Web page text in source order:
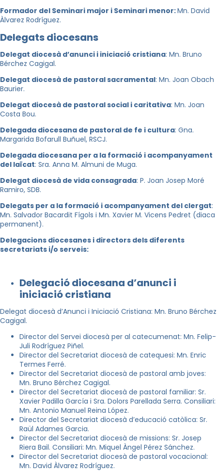
Formador del Seminari major i Seminari menor:Mn. David
Àlvarez Rodríguez.
Delegats diocesans
Delegat diocesà d’anunci i iniciació cristiana: Mn. Bruno
Bérchez Cagigal.
Delegat diocesà de pastoral sacramental: Mn. Joan Obach
Baurier.
Delegat diocesà de pastoral social i caritativa: Mn. Joan
Costa Bou.
Delegada diocesana de pastoral de fe i cultura: Gna.
Margarida Bofarull Buñuel, RSCJ.
Delegada diocesana per a la formació i acompanyament
del laïcat: Sra. Anna M. Almuni de Muga.
Delegat diocesà de vida consagrada: P. Joan Josep Moré
Ramiro, SDB.
Delegats per a la formació i acompanyament del clergat:
Mn. Salvador Bacardit Fígols i Mn. Xavier M. Vicens Pedret (diaca
permanent).
Delegacions diocesanes i directors dels diferents
secretariats i/o serveis:
Delegació diocesana d’anunci i
iniciació cristiana
Delegat diocesà d’Anunci i Iniciació Cristiana: Mn. Bruno Bérchez
Cagigal.
Director del Servei diocesà per al catecumenat: Mn. Felip-
Juli Rodríguez Piñel.
Director del Secretariat diocesà de catequesi: Mn. Enric
Termes Ferré.
Director del Secretariat diocesà de pastoral amb joves:
Mn. Bruno Bérchez Cagigal.
Director del Secretariat diocesà de pastoral familiar: Sr.
Xavier Padilla García i Sra. Dolors Parellada Serra. Consiliari:
Mn. Antonio Manuel Reina López.
Director del Secretariat diocesà d’educació catòlica: Sr.
Raül Adames Garcia.
Director del Secretariat diocesà de missions: Sr. Josep
Riera Bail. Consiliari: Mn. Miquel Àngel Pérez Sánchez.
Director del Secretariat diocesà de pastoral vocacional:
Mn. David Àlvarez Rodríguez.